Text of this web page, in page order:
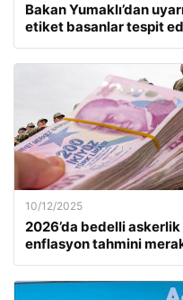
Bakan Yumaklı’dan
etiket basanlar tespit
10/12/2025
2026’da bedelli
enflasyon tahmini